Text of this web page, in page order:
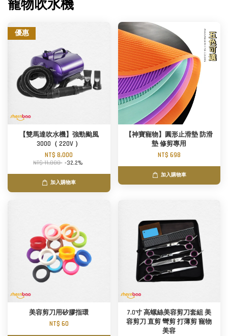
寵物吹水機
優惠
【雙馬達吹水機】強勁颱風
3000（ 220V ）
NT$ 8,000
NT$ 11,800 -32.2%
加入購物車
【神寶寵物】圓形止滑墊 防滑
墊 修剪專用
NT$ 698
加入購物車
美容剪刀用矽膠指環
NT$ 60
7.0寸 高螺絲美容剪刀套組 美
容剪刀 直剪 彎剪 打薄剪 寵物
美容